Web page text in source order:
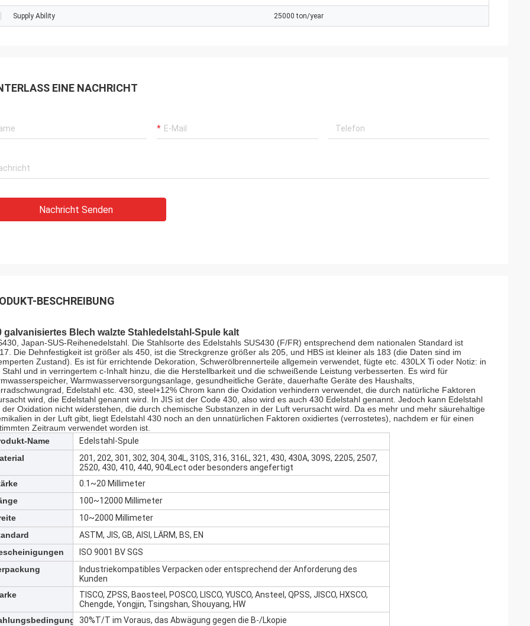
Supply Ability 25000 ton/year
EINE NACHRICHT
Nachricht Senden
BESCHREIBUNG
galvanisiertes Blech walzte Stahledelstahl-Spule kalt
Japan-SUS-Reihenedelstahl. Die Stahlsorte des Edelstahls SUS430 (F/FR) entsprechend dem nationalen Standard ist
Die Dehnfestigkeit ist größer als 450, ist die Streckgrenze größer als 205, und HBS ist kleiner als 183 (die Daten sind im
Zustand). Es ist für errichtende Dekoration, Schwerölbrennerteile allgemein verwendet, fügte etc. 430LX Ti oder Notiz: in
Stahl und in verringertem c-Inhalt hinzu, die die Herstellbarkeit und die schweißende Leistung verbesserten. Es wird für
Warmwasserversorgungsanlage, gesundheitliche Geräte, dauerhafte Geräte des Haushalts,
Edelstahl etc. 430, steel+12% Chrom kann die Oxidation verhindern verwendet, die durch natürliche Faktoren
wird, die Edelstahl genannt wird. In JIS ist der Code 430, also wird es auch 430 Edelstahl genannt. Jedoch kann Edelstahl
der Oxidation nicht widerstehen, die durch chemische Substanzen in der Luft verursacht wird. Da es mehr und mehr säurehaltige
in der Luft gibt, liegt Edelstahl 430 noch an den unnatürlichen Faktoren oxidiertes (verrostetes), nachdem er für einen
Zeitraum verwendet worden ist.
Name
Edelstahl-Spule
201, 202, 301, 302, 304, 304L, 310S, 316, 316L, 321, 430, 430A, 309S, 2205, 2507,
2520, 430, 410, 440, 904Lect oder besonders angefertigt
0.1~20 Millimeter
100~12000 Millimeter
10~2000 Millimeter
ASTM, JIS, GB, AISI, LÄRM, BS, EN
ISO 9001 BV SGS
Industriekompatibles Verpacken oder entsprechend der Anforderung des
Kunden
TISCO, ZPSS, Baosteel, POSCO, LISCO, YUSCO, Ansteel, QPSS, JISCO, HXSCO,
Chengde, Yongjin, Tsingshan, Shouyang, HW
30%T/T im Voraus, das Abwägung gegen die B-/Lkopie